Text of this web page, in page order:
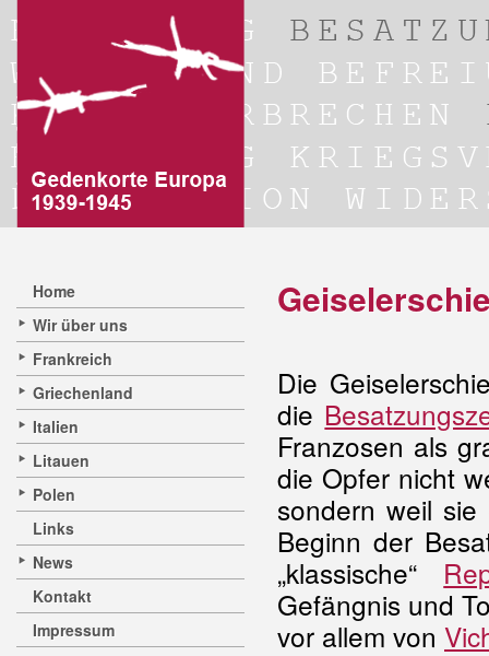
Home
Wir über uns
Frankreich
Griechenland
Italien
Litauen
Polen
Links
News
Kontakt
Impressum
Die
die
Franzosen als
die Opfer nicht
sondern weil
Beginn der
„klassische“
Gefängnis und
vor allem von